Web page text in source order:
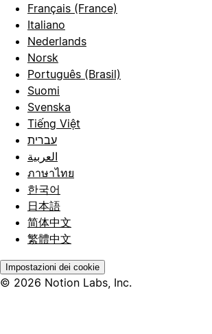
Français (France)
Italiano
Nederlands
Norsk
Português (Brasil)
Suomi
Svenska
Tiếng Việt
עברית
العربية
ภาษาไทย
한국어
日本語
简体中文
繁體中文
Impostazioni dei cookie
© 2026 Notion Labs, Inc.